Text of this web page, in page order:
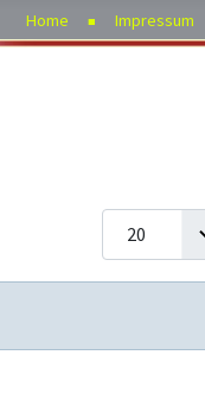
Home Impressum